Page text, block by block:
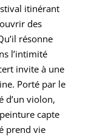
itinérant
des
résonne
l’intimité
invite à une
Porté par le
d’un violon,
capte
prend vie